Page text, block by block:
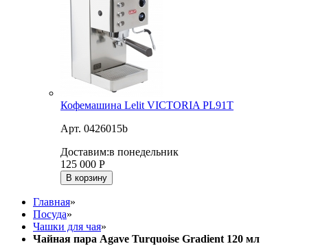
Кофемашина Lelit VICTORIA PL91T
Арт. 0426015b
Доставим:в понедельник
125 000 Р
В корзину
Главная»
Посуда»
Чашки для чая»
Чайная пара Agave Turquoise Gradient 120 мл